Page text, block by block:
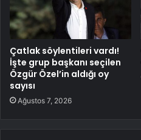
Çatlak söylentileri vardı!
İşte grup başkanı seçilen
Özgür Özel’in aldığı oy
sayısı
Ağustos 7, 2026